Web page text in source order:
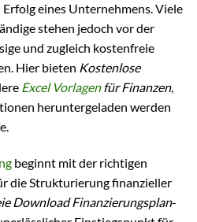
eines Unternehmens. Viele
stehen jedoch vor der
und zugleich kostenfreie
Hier bieten Kostenlose
Excel Vorlagenfür Finanzen,
heruntergeladen werden
beginnt mit der richtigen
die Strukturierung finanzieller
Download Finanzierungsplan-